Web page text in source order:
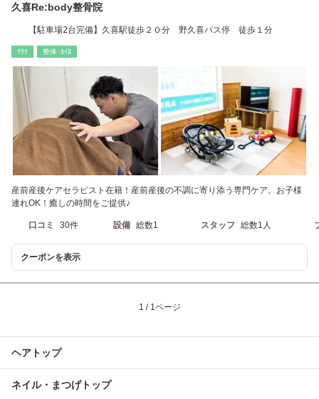
久喜Re:body整骨院
【駐車場2台完備】久喜駅徒歩２０分 野久喜バス停 徒歩１分
ﾘﾗｸ 整体･ｶｲﾛ
産前産後ケアセラピスト在籍！産前産後の不調に寄り添う専門ケア。お子様
連れOK！癒しの時間をご提供♪
口コミ 30件 設備 総数1 スタッフ 総数1人
クーポンを表示
1 / 1ページ
ヘアトップ
ネイル・まつげトップ